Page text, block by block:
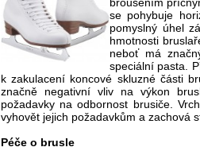
se pohybuje
pomyslný úhel
hmotnosti
neboť má
speciální pasta.
k zakulacení koncové skluzné části
značně negativní vliv na výkon
požadavky na odbornost brusiče.
vyhovět jejich požadavkům a zachová
Péče o brusle